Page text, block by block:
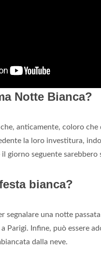
Notte Bianca?
anticamente, coloro
la loro investitura,
giorno seguente sarebbero
bianca?
segnalare una notte
Parigi. Infine, può essere
dalla neve.